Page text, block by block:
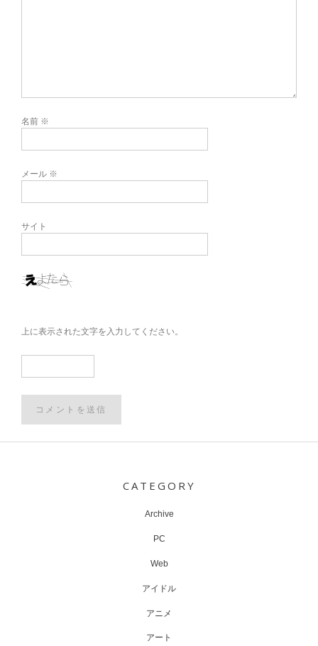
名前 ※
メール ※
サイト
上に表示された文字を入力してください。
CATEGORY
Archive
PC
Web
アイドル
アニメ
アート